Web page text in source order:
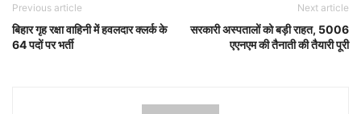
Previous article
बिहार गृह रक्षा वाहिनी में हवलदार क्लर्क के
64 पदों पर भर्ती
Next article
सरकारी अस्पतालों को बड़ी राहत, 5006
एएनएम की तैनाती की तैयारी पूरी